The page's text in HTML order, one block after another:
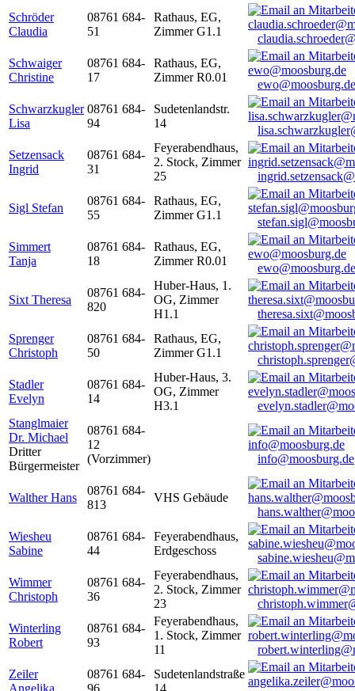
Schröder
Claudia
08761 684-
51
Rathaus, EG,
Zimmer G1.1
Schwaiger
Christine
08761 684-
17
Rathaus, EG,
Zimmer R0.01
ewo@moosburg.de
Schwarzkugler
Lisa
08761 684-
94
Sudetenlandstr.
14
Setzensack
Ingrid
08761 684-
31
Feyerabendhaus,
2. Stock, Zimmer
25
Sigl Stefan
08761 684-
55
Rathaus, EG,
Zimmer G1.1
Simmert
Tanja
08761 684-
18
Rathaus, EG,
Zimmer R0.01
ewo@moosburg.de
Sixt Theresa
08761 684-
820
Huber-Haus, 1.
OG, Zimmer
H1.1
Sprenger
Christoph
08761 684-
50
Rathaus, EG,
Zimmer G1.1
Stadler
Evelyn
08761 684-
14
Huber-Haus, 3.
OG, Zimmer
H3.1
Stanglmaier
Dr. Michael
Dritter
Bürgermeister
08761 684-
12
(Vorzimmer)
info@moosburg.de
Walther Hans
08761 684-
813
VHS Gebäude
Wiesheu
Sabine
08761 684-
44
Feyerabendhaus,
Erdgeschoss
Wimmer
Christoph
08761 684-
36
Feyerabendhaus,
2. Stock, Zimmer
23
Winterling
Robert
08761 684-
93
Feyerabendhaus,
1. Stock, Zimmer
11
Zeiler
Angelika
08761 684-
96
Sudetenlandstraße
14